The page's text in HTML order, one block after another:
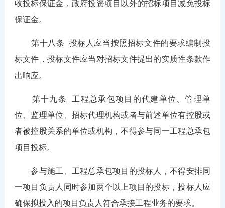
收投标保证金，政府投资项目以外的招标项目减免投标
保证金。
第十八条 投标人应当按照招标文件的要求编制投
标文件，投标文件应当对招标文件提出的实质性条款作
出响应。
第十九条 工程总承包项目的代建单位、管理单
位、监理单位、招标代理机构或者与前述单位有控股或
者被控股关系的单位或机构，不得参与同一工程总承包
项目投标。
参与施工、工程总承包项目的投标人，不得安排同
一项目负责人同时参加两个以上项目的投标，投标人应
确保拟投入的项目负责人符合承接工程业务的要求。